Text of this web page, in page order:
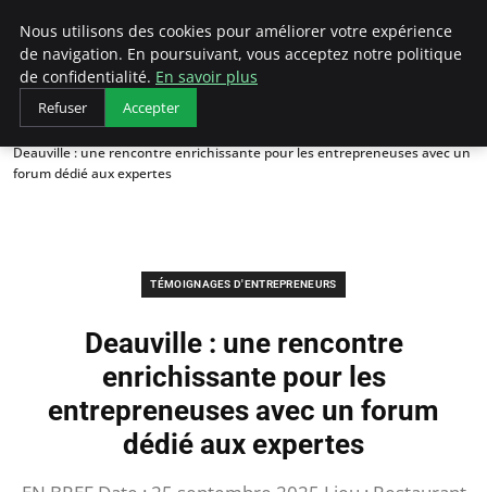
LECFCM
Accueil
Témoignages d'entrepreneurs
Deauville : une rencontre enrichissante pour les entrepreneuses avec un
forum dédié aux expertes
TÉMOIGNAGES D'ENTREPRENEURS
Deauville : une rencontre
enrichissante pour les
entrepreneuses avec un forum
dédié aux expertes
Nous utilisons des cookies pour améliorer votre expérience
de navigation. En poursuivant, vous acceptez notre politique
de confidentialité. En savoir plus
Refuser Accepter